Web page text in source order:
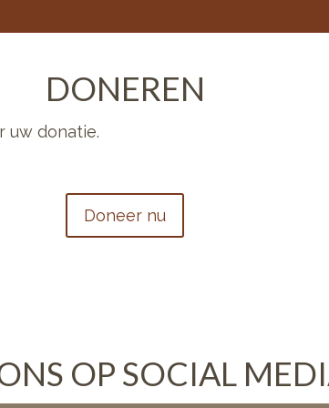
DONEREN
uw donatie.
Doneer nu
OP SOCIAL